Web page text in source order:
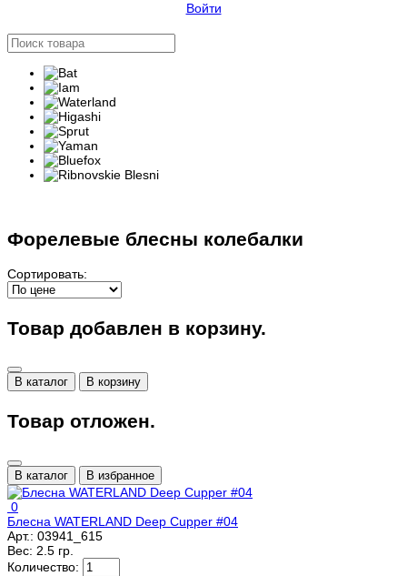
Войти
Форелевые блесны колебалки
Сортировать:
Товар добавлен в корзину.
В каталог В корзину
Товар отложен.
В каталог В избранное
0
Блесна WATERLAND Deep Cupper #04
Арт.: 03941_615
Вес: 2.5 гр.
Количество: